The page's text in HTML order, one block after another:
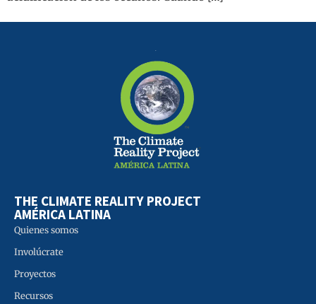
THE CLIMATE REALITY PROJECT
AMÉRICA LATINA
Quienes somos
Involúcrate
Proyectos
Recursos